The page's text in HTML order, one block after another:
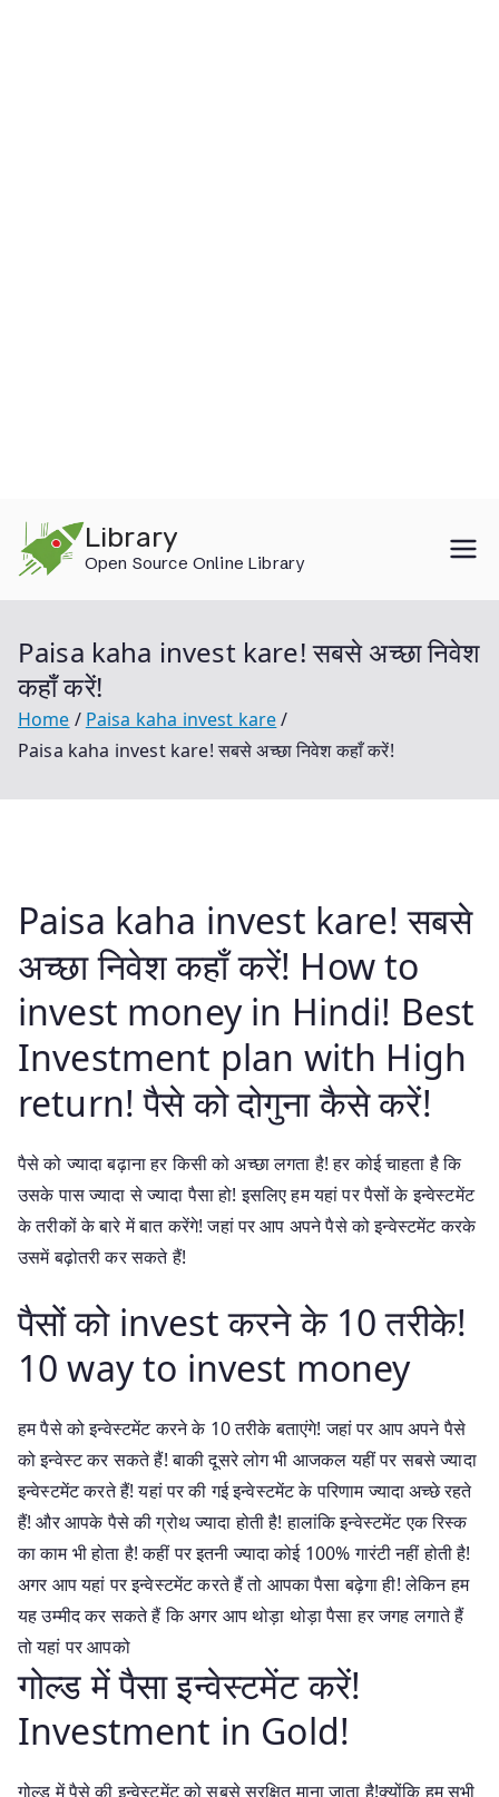
content
Library
Open Source Online Library
Paisa kaha invest kare! सबसे अच्छा निवेश
कहाँ करें!
Home
Paisa kaha invest kare
Paisa kaha invest kare! सबसे अच्छा निवेश कहाँ करें!
Paisa kaha invest kare! सबसे
अच्छा निवेश कहाँ करें! How to
invest money in Hindi! Best
Investment plan with High
return! पैसे को दोगुना कैसे करें!
पैसे को ज्यादा बढ़ाना हर किसी को अच्छा लगता है! हर कोई चाहता है कि
उसके पास ज्यादा से ज्यादा पैसा हो! इसलिए हम यहां पर पैसों के इन्वेस्टमेंट
के तरीकों के बारे में बात करेंगे! जहां पर आप अपने पैसे को इन्वेस्टमेंट करके
उसमें बढ़ोतरी कर सकते हैं!
पैसों को invest करने के 10 तरीके!
10 way to invest money
हम पैसे को इन्वेस्टमेंट करने के 10 तरीके बताएंगे! जहां पर आप अपने पैसे
को इन्वेस्ट कर सकते हैं! बाकी दूसरे लोग भी आजकल यहीं पर सबसे ज्यादा
इन्वेस्टमेंट करते हैं! यहां पर की गई इन्वेस्टमेंट के परिणाम ज्यादा अच्छे रहते
हैं! और आपके पैसे की ग्रोथ ज्यादा होती है! हालांकि इन्वेस्टमेंट एक रिस्क
का काम भी होता है! कहीं पर इतनी ज्यादा कोई 100% गारंटी नहीं होती है!
अगर आप यहां पर इन्वेस्टमेंट करते हैं तो आपका पैसा बढ़ेगा ही! लेकिन हम
यह उम्मीद कर सकते हैं कि अगर आप थोड़ा थोड़ा पैसा हर जगह लगाते हैं
तो यहां पर आपको
गोल्ड में पैसा इन्वेस्टमेंट करें!
Investment in Gold!
गोल्ड में पैसे की इन्वेस्टमेंट को सबसे सुरक्षित माना जाता है!क्योंकि हम सभी